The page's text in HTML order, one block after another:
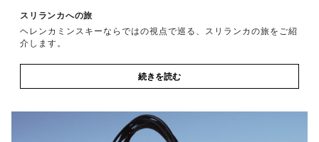
スリランカへの旅
ヘレンカミンスキーならではの視点で巡る、スリランカの旅をご紹
介します。
続きを読む